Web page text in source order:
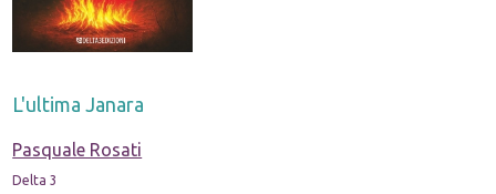
L'ultima Janara
Pasquale Rosati
Delta 3